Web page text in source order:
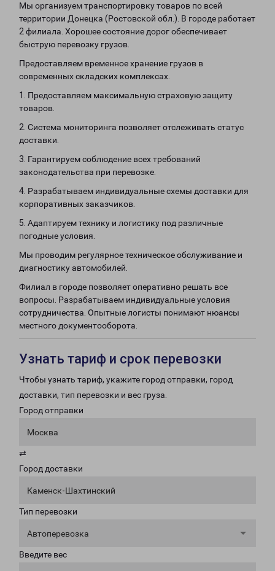
Мы организуем транспортировку товаров по всей
территории Донецка (Ростовской обл.). В городе работает
2 филиала. Хорошее состояние дорог обеспечивает
быструю перевозку грузов.
Предоставляем временное хранение грузов в
современных складских комплексах.
1. Предоставляем максимальную страховую защиту
товаров.
2. Система мониторинга позволяет отслеживать статус
доставки.
3. Гарантируем соблюдение всех требований
законодательства при перевозке.
4. Разрабатываем индивидуальные схемы доставки для
корпоративных заказчиков.
5. Адаптируем технику и логистику под различные
погодные условия.
Мы проводим регулярное техническое обслуживание и
диагностику автомобилей.
Филиал в городе позволяет оперативно решать все
вопросы. Разрабатываем индивидуальные условия
сотрудничества. Опытные логисты понимают нюансы
местного документооборота.
Узнать тариф и срок перевозки
Чтобы узнать тариф, укажите город отправки, город
доставки, тип перевозки и вес груза.
Город отправки
Москва
⇄
Город доставки
Каменск-Шахтинский
Тип перевозки
Автоперевозка
Введите вес